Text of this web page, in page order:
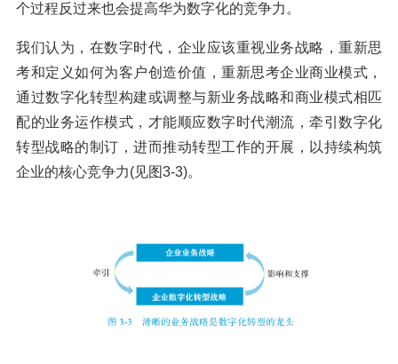
个过程反过来也会提高华为数字化的竞争力。
我们认为，在数字时代，企业应该重视业务战略，重新思
考和定义如何为客户创造价值，重新思考企业商业模式，
通过数字化转型构建或调整与新业务战略和商业模式相匹
配的业务运作模式，才能顺应数字时代潮流，牵引数字化
转型战略的制订，进而推动转型工作的开展，以持续构筑
企业的核心竞争力(见图3-3)。